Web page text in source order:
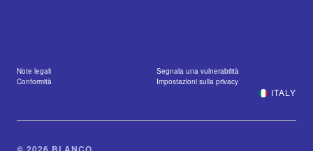
Note legali
Segnala una vulnerabilità
Conformità
Impostazioni sulla privacy
ITALY